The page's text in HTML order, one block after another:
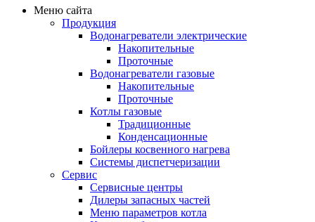
Меню сайта
Продукция
Водонагреватели электрические
Накопительные
Проточные
Водонагреватели газовые
Накопительные
Проточные
Котлы газовые
Традиционные
Конденсационные
Бойлеры косвенного нагрева
Системы диспетчеризации
Сервис
Сервисные центры
Дилеры запасных частей
Меню параметров котла